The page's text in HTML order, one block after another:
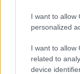
I want to allow
personalized
I want to allow
related to
device
φορές
Μιλώντας
υπάρχει
τοπικού